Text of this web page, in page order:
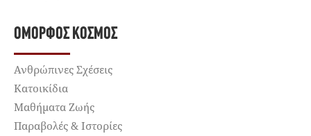
ΌΜΟΡΦΟΣ ΚΌΣΜΟΣ
Ανθρώπινες Σχέσεις
Κατοικίδια
Μαθήματα Ζωής
Παραβολές & Ιστορίες